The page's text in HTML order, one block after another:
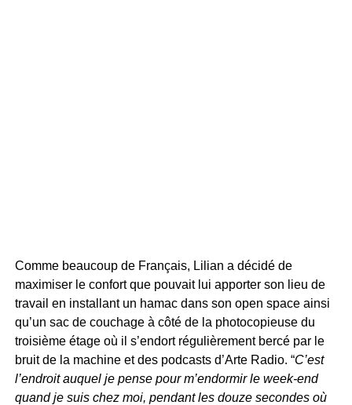
Comme beaucoup de Français, Lilian a décidé de
maximiser le confort que pouvait lui apporter son lieu de
travail en installant un hamac dans son open space ainsi
qu’un sac de couchage à côté de la photocopieuse du
troisième étage où il s’endort régulièrement bercé par le
bruit de la machine et des podcasts d’Arte Radio. “C’est
l’endroit auquel je pense pour m’endormir le week-end
quand je suis chez moi, pendant les douze secondes où